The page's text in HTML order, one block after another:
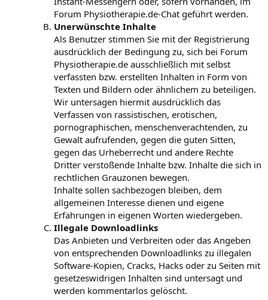
Forum Physiotherapie.de-Chat geführt werden.
Unerwünschte Inhalte
Als Benutzer stimmen Sie mit der Registrierung
ausdrücklich der Bedingung zu, sich bei Forum
Physiotherapie.de ausschließlich mit selbst
verfassten bzw. erstellten Inhalten in Form von
Texten und Bildern oder ähnlichem zu beteiligen.
Wir untersagen hiermit ausdrücklich das
Verfassen von rassistischen, erotischen,
pornographischen, menschenverachtenden, zu
Gewalt aufrufenden, gegen die guten Sitten,
gegen das Urheberrecht und andere Rechte
Dritter verstoßende Inhalte bzw. Inhalte die sich in
rechtlichen Grauzonen bewegen.
Inhalte sollen sachbezogen bleiben, dem
allgemeinen Interesse dienen und eigene
Erfahrungen in eigenen Worten wiedergeben.
Illegale Downloadlinks
Das Anbieten und Verbreiten oder das Angeben
von entsprechenden Downloadlinks zu illegalen
Software-Kopien, Cracks, Hacks oder zu Seiten mit
gesetzeswidrigen Inhalten sind untersagt und
werden kommentarlos gelöscht.